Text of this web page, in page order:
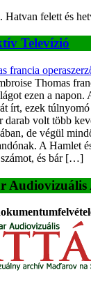
Hatvan felett és
Televízió
francia
Thomas
ezen a napon.
írt, ezek
darab volt több
de végül
A Hamlet
számot, és bár […]